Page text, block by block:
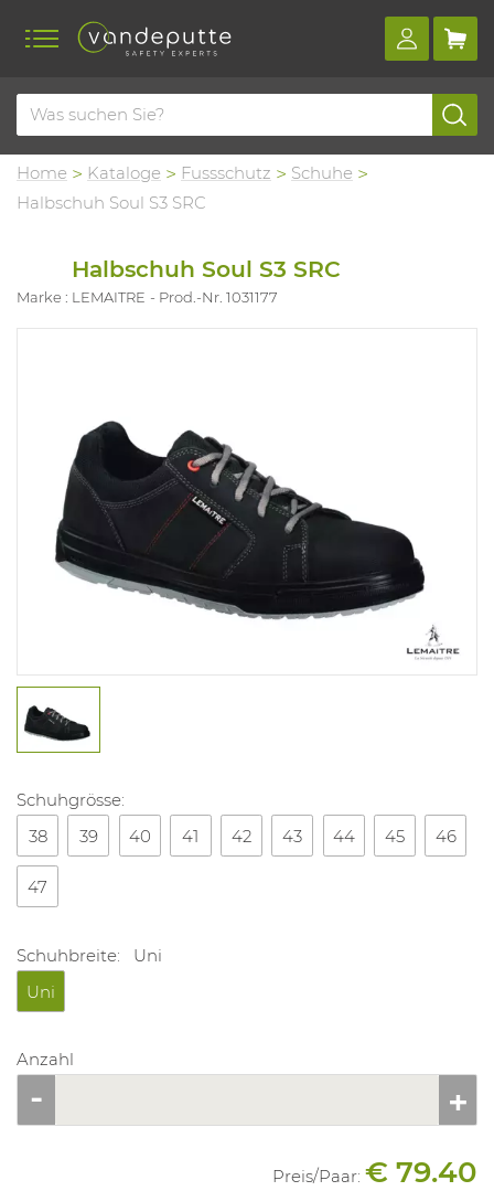
Home Kataloge Fussschutz
Schuhe
Halbschuh Soul S3 SRC
Halbschuh Soul S3 SRC
Marke : LEMAITRE Prod.-Nr. 1031177
Schuhgrösse:
38
39 40 41 42 43 44 45 46
47
Schuhbreite:
Uni
Uni
Anzahl
Preis/Paar: € 79.40